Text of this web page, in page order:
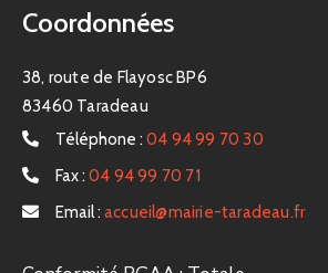
Coordonnées
38, route de Flayosc BP6
83460 Taradeau
Téléphone : 04 94 99 70 30
Fax : 04 94 99 70 71
Email : accueil@mairie-taradeau.fr